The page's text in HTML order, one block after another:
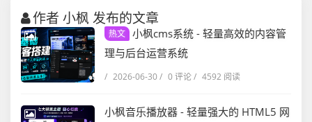
作者 小枫 发布的文章
热文 小枫cms系统 - 轻量高效的内容管
理与后台运营系统
/ 2026-06-30/ 0 评论/ 4592 阅读
小枫音乐播放器 - 轻量强大的 HTML5 网